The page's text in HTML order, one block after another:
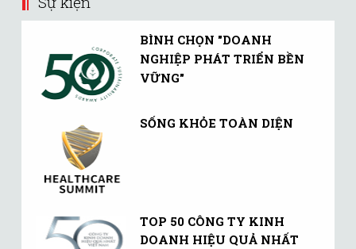
BÌNH CHỌN "DOANH
NGHIỆP PHÁT TRIỂN BỀN
VỮNG"
SỐNG KHỎE TOÀN DIỆN
TOP 50 CÔNG TY KINH
DOANH HIỆU QUẢ NHẤT